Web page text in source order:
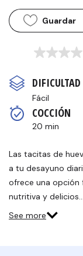
Guardar
Sin
en
la
misma
página.
DIFICULTAD
Fácil
COCCIÓN
20 min
Las tacitas de
a tu desayuno
ofrece una opción
nutritiva y delicios…
See more